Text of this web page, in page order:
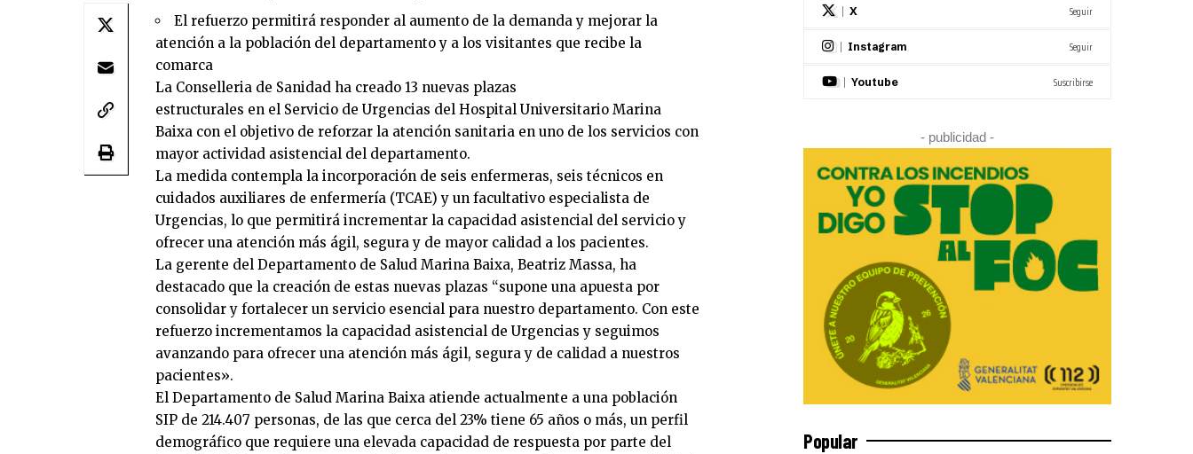
El refuerzo permitirá responder al aumento de la demanda y mejorar la
atención a la población del departamento y a los visitantes que recibe la
comarca
La Conselleria de Sanidad ha creado 13 nuevas plazas
estructurales en el Servicio de Urgencias del Hospital Universitario Marina
Baixa con el objetivo de reforzar la atención sanitaria en uno de los servicios con
mayor actividad asistencial del departamento.
La medida contempla la incorporación de seis enfermeras, seis técnicos en
cuidados auxiliares de enfermería (TCAE) y un facultativo especialista de
Urgencias, lo que permitirá incrementar la capacidad asistencial del servicio y
ofrecer una atención más ágil, segura y de mayor calidad a los pacientes.
La gerente del Departamento de Salud Marina Baixa, Beatriz Massa, ha
destacado que la creación de estas nuevas plazas “supone una apuesta por
consolidar y fortalecer un servicio esencial para nuestro departamento. Con este
refuerzo incrementamos la capacidad asistencial de Urgencias y seguimos
avanzando para ofrecer una atención más ágil, segura y de calidad a nuestros
pacientes».
El Departamento de Salud Marina Baixa atiende actualmente a una población
SIP de 214.407 personas, de las que cerca del 23% tiene 65 años o más, un perfil
demográfico que requiere una elevada capacidad de respuesta por parte del
X Seguir
Instagram Seguir
Youtube Suscribirse
- publicidad -
Popular